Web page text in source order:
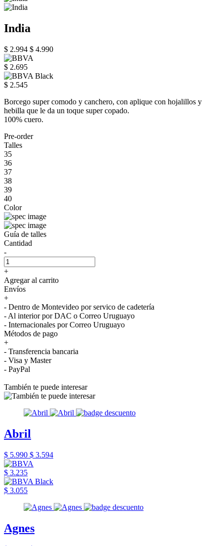
India
$ 2.994 $ 4.990
$ 2.695
$ 2.545
Borcego super comodo y canchero, con aplique con hojalillos y
hebilla que le da un toque super copado.
100% cuero.
Pre-order
Talles
35
36
37
38
39
40
Color
Guía de talles
Cantidad
-
+
Agregar al carrito
Envíos
+
- Dentro de Montevideo por servico de cadetería
- Al interior por DAC o Correo Uruguayo
- Internacionales por Correo Uruguayo
Métodos de pago
+
- Transferencia bancaria
- Visa y Master
- PayPal
También te puede interesar
Abril
$ 5.990 $ 3.594
$ 3.235
$ 3.055
Agnes